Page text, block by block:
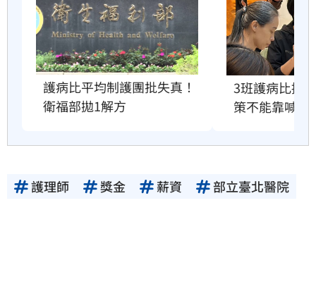
護病比平均制護團批失真！
衛福部拋1解方
3班護病比提
策不能靠喊價
護理師 獎金 薪資 部立臺北醫院